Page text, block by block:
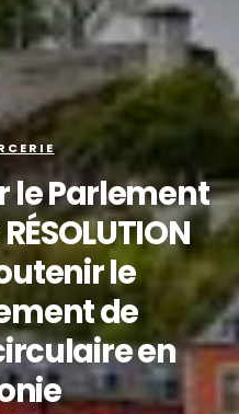
le Parlement
le
de
en